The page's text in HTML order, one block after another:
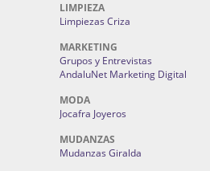
LIMPIEZA
Limpiezas Criza
MARKETING
Grupos y Entrevistas
AndaluNet Marketing Digital
MODA
Jocafra Joyeros
MUDANZAS
Mudanzas Giralda